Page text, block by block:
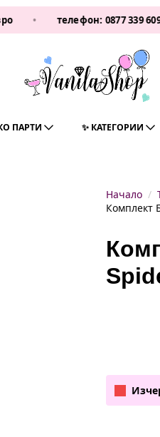
телефон:0877 339 609/0876
ПАРТИ ✨ КАТЕГОРИИ
Начало
Комплект